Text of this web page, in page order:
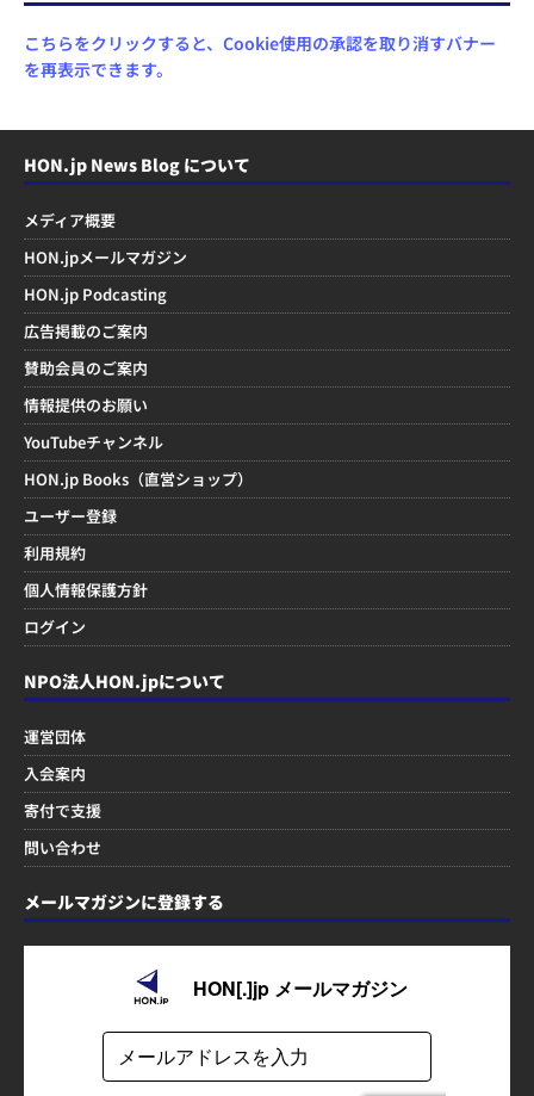
こちらをクリックすると、Cookie使用の承認を取り消すバナー
を再表示できます。
HON.jp News Blog について
メディア概要
HON.jpメールマガジン
HON.jp Podcasting
広告掲載のご案内
賛助会員のご案内
情報提供のお願い
YouTubeチャンネル
HON.jp Books（直営ショップ）
ユーザー登録
利用規約
個人情報保護方針
ログイン
NPO法人HON.jpについて
運営団体
入会案内
寄付で支援
問い合わせ
メールマガジンに登録する